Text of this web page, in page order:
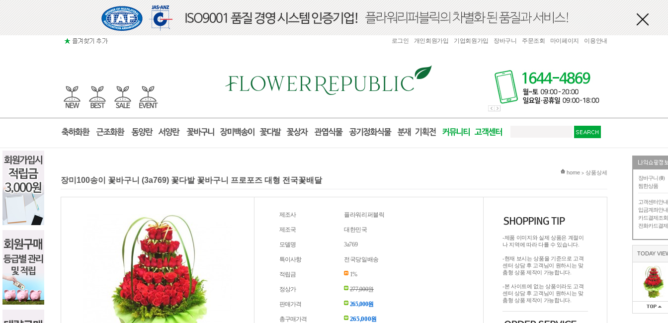
장바구니 (0)
찜한상품
고객센터안내
입금계좌안내
카드결제조회
전화카드결제
TODAY
로그인 개인회원가입 기업회원가입 장바구니 주문조회 마이페이지 이용안내
현재 위치
home > 상품상세
장미100송이 꽃바구니 (3a769) 꽃다발 꽃바구니 프로포즈 대형 전국꽃배달
제조사 플라워리퍼블릭
제조국 대한민국
모델명 3a769
특이사항 전국당일배송
적립금 1%
정상가 277,000원
판매가격 265,000원
총구매가격 265,000원
-제품 이미지와 실제 상품은 계절이
나 지역에 따라 다를 수 있습니다.
-현재 보시는 상품을 기준으로 고객
센터 상담 후 고객님이 원하시는 맞
춤형 상품 제작이 가능합니다.
-본 사이트에 없는 상품이라도 고객
센터 상담 후 고객님이 원하시는 맞
춤형 상품 제작이 가능합니다.